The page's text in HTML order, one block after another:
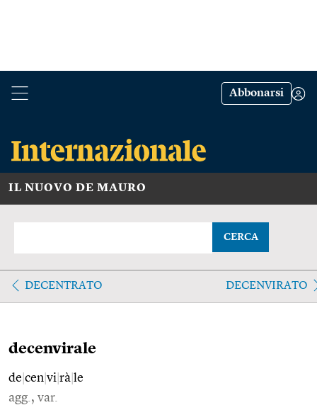
Abbonarsi
IL NUOVO DE MAURO
CERCA
DECENTRATO DECENVIRATO
decenvirale
de cen vi rà le
agg., var.